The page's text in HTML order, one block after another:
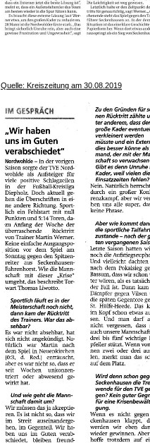
Quelle: Kreiszeitung am 30.08.2019